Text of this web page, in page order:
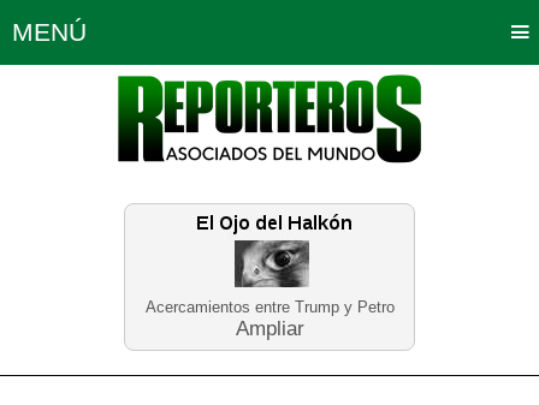
Acercamientos entre Trump y Petro
Ampliar
MENÚ
Política Opinión Bogotá
Planeta Tierra Deportes
Educación Neira